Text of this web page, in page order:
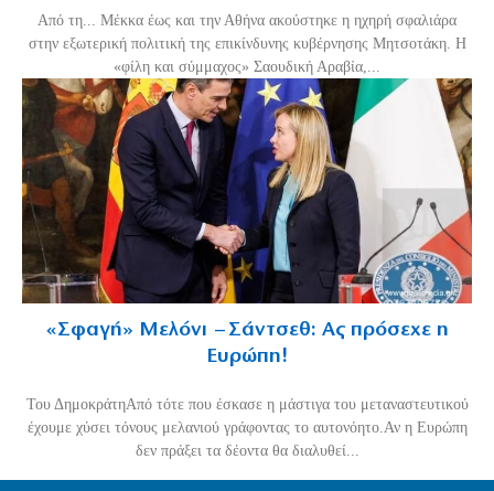
Από τη... Μέκκα έως και την Αθήνα ακούστηκε η ηχηρή σφαλιάρα
στην εξωτερική πολιτική της επικίνδυνης κυβέρνησης Μητσοτάκη. Η
«φίλη και σύμμαχος» Σαουδική Αραβία,...
«Σφαγή» Μελόνι – Σάντσεθ: Ας πρόσεχε η
Ευρώπη!
Του ΔημοκράτηΑπό τότε που έσκασε η μάστιγα του μεταναστευτικού
έχουμε χύσει τόνους μελανιού γράφοντας το αυτονόητο.Αν η Ευρώπη
δεν πράξει τα δέοντα θα διαλυθεί...